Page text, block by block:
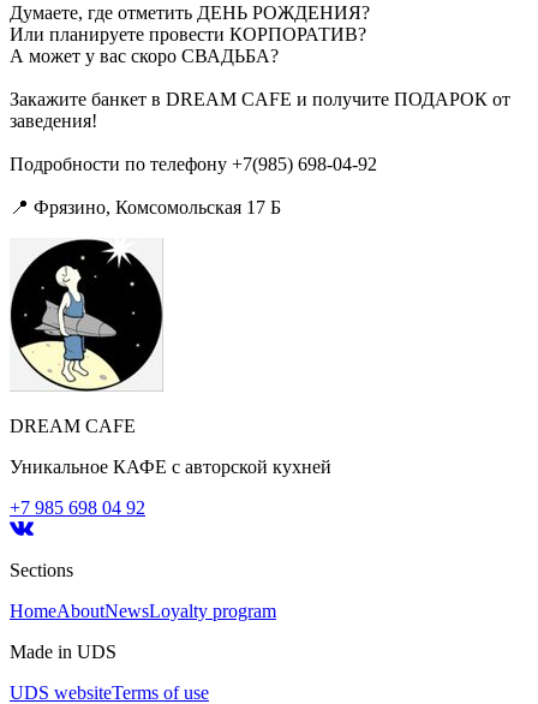
Думаете, где отметить ДЕНЬ РОЖДЕНИЯ?
Или планируете провести КОРПОРАТИВ?
А может у вас скоро СВАДЬБА?
Закажите банкет в DREAM CAFE и получите ПОДАРОК от
заведения!
Подробности по телефону +7(985) 698-04-92
📍 Фрязино, Комсомольская 17 Б
DREAM CAFE
Уникальное КАФЕ с авторской кухней
+7 985 698 04 92
Sections
HomeAboutNewsLoyalty program
Made in UDS
UDS websiteTerms of use